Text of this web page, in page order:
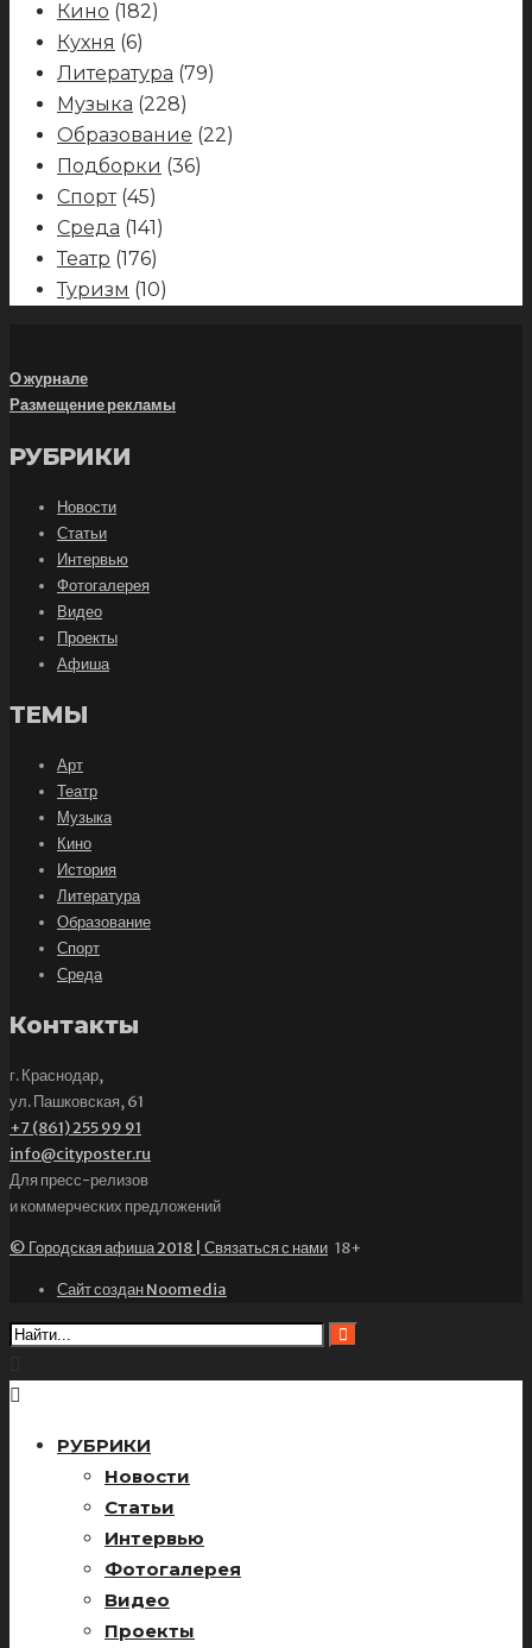
Кино (182)
Кухня (6)
Литература (79)
Музыка (228)
Образование (22)
Подборки (36)
Спорт(45)
Среда (141)
Театр (176)
Туризм (10)
О журнале
Размещение рекламы
РУБРИКИ
Новости
Статьи
Интервью
Фотогалерея
Видео
Проекты
Афиша
ТЕМЫ
Арт
Театр
Музыка
Кино
История
Литература
Образование
Спорт
Среда
Контакты
г. Краснодар,
ул. Пашковская, 61
+7 (861) 255 99 91
info@cityposter.ru
Для пресс-релизов
и коммерческих предложений
© Городская афиша 2018 | Связаться с нами 18+
Сайт создан Noomedia
РУБРИКИ
Новости
Статьи
Интервью
Фотогалерея
Видео
Проекты